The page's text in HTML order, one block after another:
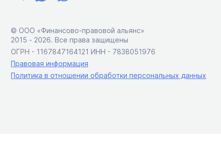
© ООО «Финансово-правовой альянс»
2015 ‑ 2026. Все права защищены
ОГРН - 1167847164121 ИНН - 7838051976
Правовая информация
Политика в отношении обработки персональных данных